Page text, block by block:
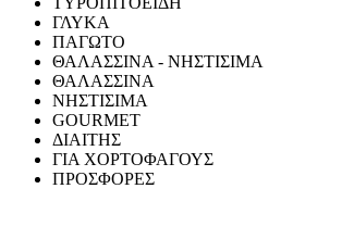
ΓΛΥΚΑ
ΠΑΓΩΤΟ
ΘΑΛΑΣΣΙΝΑ - ΝΗΣΤΙΣΙΜΑ
ΘΑΛΑΣΣΙΝΑ
ΝΗΣΤΙΣΙΜΑ
GOURMET
ΔΙΑΙΤΗΣ
ΓΙΑ ΧΟΡΤΟΦΑΓΟΥΣ
ΠΡΟΣΦΟΡΕΣ